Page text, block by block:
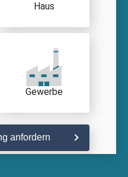
Haus
Gewerbe
anfordern